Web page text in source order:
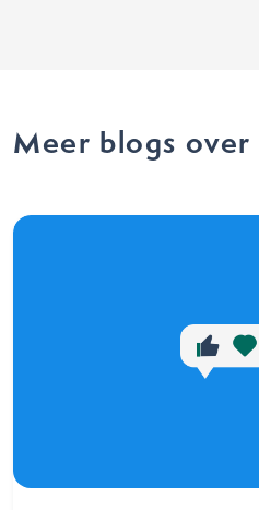
Meer blogs over